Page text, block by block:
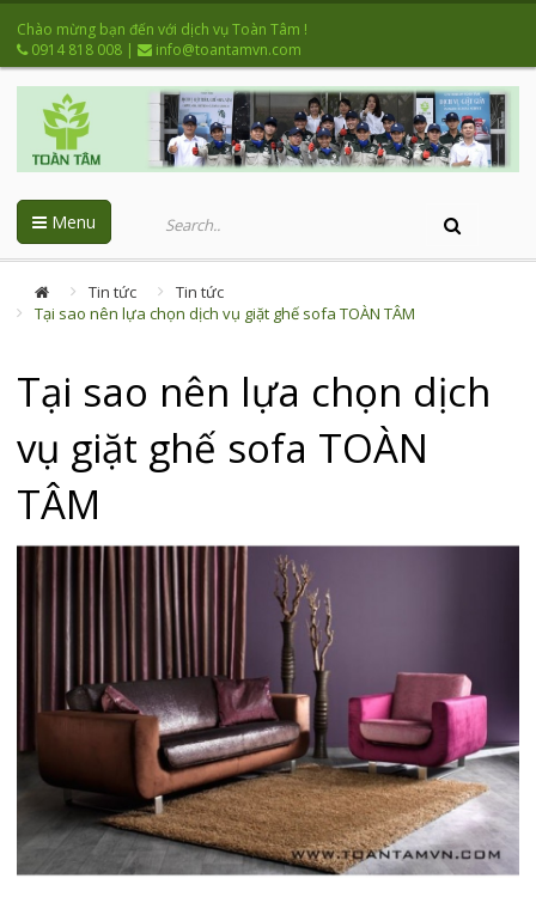
Chào mừng bạn đến với dịch vụ Toàn Tâm !
0914 818 008 | info@toantamvn.com
Menu
Tin tức
Tin tức
Tại sao nên lựa chọn dịch vụ giặt ghế sofa TOÀN TÂM
Tại sao nên lựa chọn dịch
vụ giặt ghế sofa TOÀN
TÂM